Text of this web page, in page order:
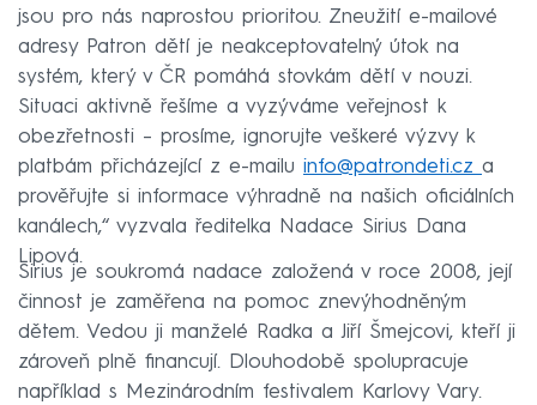
jsou pro nás naprostou prioritou. Zneužití e-mailové
adresy Patron dětí je neakceptovatelný útok na
systém, který v ČR pomáhá stovkám dětí v nouzi.
Situaci aktivně řešíme a vyzýváme veřejnost k
obezřetnosti – prosíme, ignorujte veškeré výzvy k
platbám přicházející z e-mailu info@patrondeti.cz a
prověřujte si informace výhradně na našich oficiálních
kanálech,“ vyzvala ředitelka Nadace Sirius Dana
Lipová.
Sirius je soukromá nadace založená v roce 2008, její
činnost je zaměřena na pomoc znevýhodněným
dětem. Vedou ji manželé Radka a Jiří Šmejcovi, kteří ji
zároveň plně financují. Dlouhodobě spolupracuje
například s Mezinárodním festivalem Karlovy Vary.